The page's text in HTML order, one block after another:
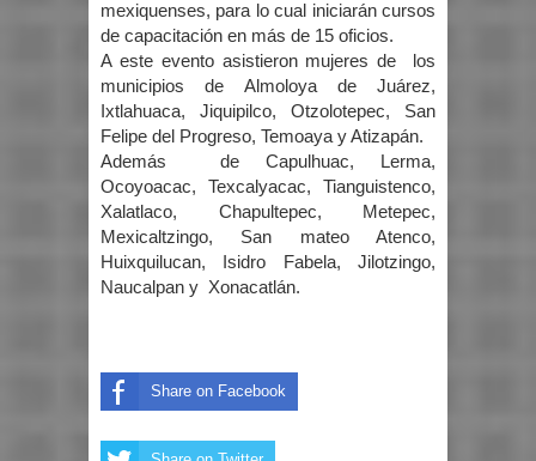
mexiquenses, para lo cual iniciarán cursos
de capacitación en más de 15 oficios.
A este evento asistieron mujeres de los
municipios de Almoloya de Juárez,
Ixtlahuaca, Jiquipilco, Otzolotepec, San
Felipe del Progreso, Temoaya y Atizapán.
Además de Capulhuac, Lerma,
Ocoyoacac, Texcalyacac, Tianguistenco,
Xalatlaco, Chapultepec, Metepec,
Mexicaltzingo, San mateo Atenco,
Huixquilucan, Isidro Fabela, Jilotzingo,
Naucalpan y Xonacatlán.
Share on Facebook